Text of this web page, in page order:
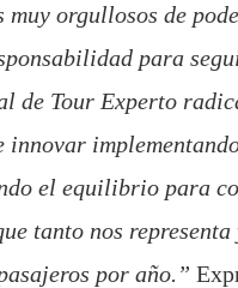
muy orgullosos de
para
de Tour Experto
innovar
el equilibrio para
tanto nos
por año.”